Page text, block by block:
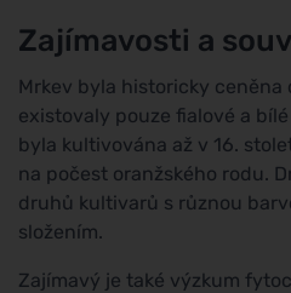
Zajímavosti a
Mrkev byla historicky ceněna
existovaly pouze fialové a
byla kultivována až v 16.
na počest oranžského rodu.
druhů kultivarů s různou
složením.
Zajímavý je také výzkum